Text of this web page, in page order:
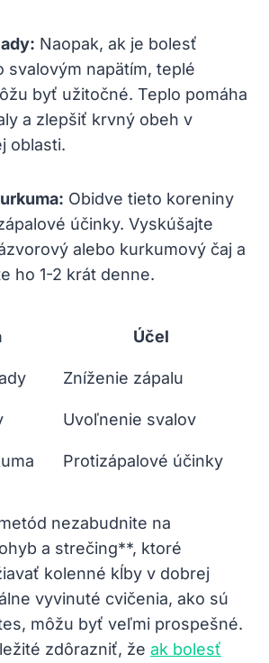
Naopak, ak je bolesť
svalovým napätím, teplé
byť užitočné. Teplo pomáha
a zlepšiť krvný obeh v
oblasti.
Obidve tieto koreniny
účinky. Vyskúšajte
alebo kurkumový čaj a
ho 1-2 krát denne.
Účel
Zníženie zápalu
Uvoľnenie svalov
Protizápalové účinky
nezabudnite na
a strečing**, ktoré
kolenné kĺby v dobrej
vyvinuté cvičenia, ako sú
môžu byť veľmi prospešné.
zdôrazniť, že ak bolesť